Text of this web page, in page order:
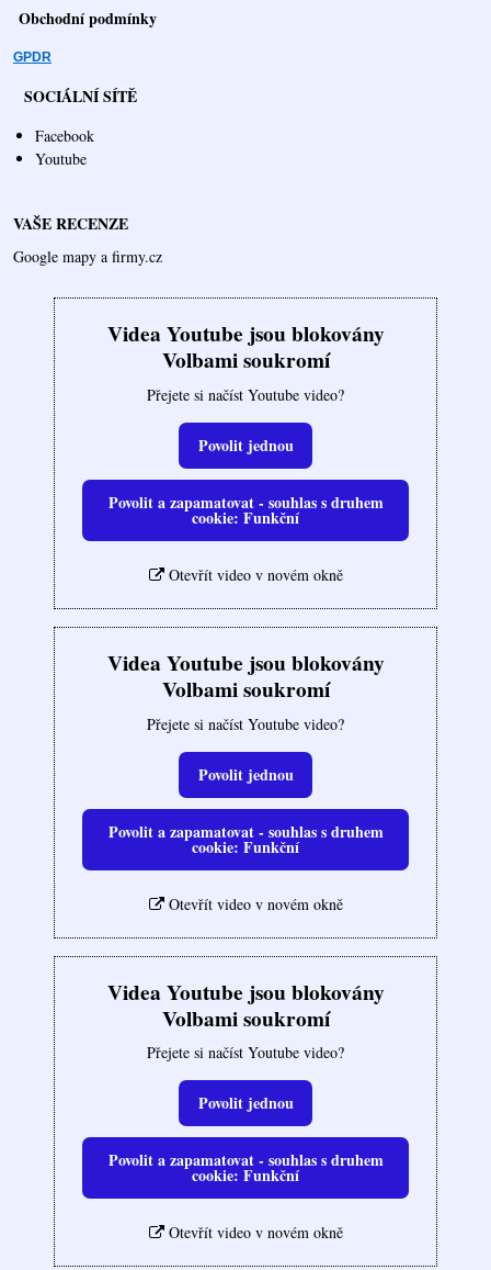
Obchodní podmínky
GPDR
SOCIÁLNÍ SÍTĚ
Facebook
Youtube
VAŠE RECENZE
Google mapy a firmy.cz
Videa Youtube jsou blokovány
Volbami soukromí
Přejete si načíst Youtube video?
Povolit jednou
Povolit a zapamatovat - souhlas s druhem
cookie: Funkční
Otevřít video v novém okně
Videa Youtube jsou blokovány
Volbami soukromí
Přejete si načíst Youtube video?
Povolit jednou
Povolit a zapamatovat - souhlas s druhem
cookie: Funkční
Otevřít video v novém okně
Videa Youtube jsou blokovány
Volbami soukromí
Přejete si načíst Youtube video?
Povolit jednou
Povolit a zapamatovat - souhlas s druhem
cookie: Funkční
Otevřít video v novém okně